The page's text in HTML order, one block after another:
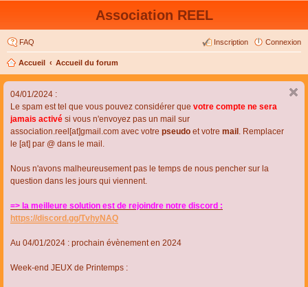
Association REEL
FAQ Connexion
Inscription
Accueil Accueil du forum
04/01/2024 :
Le spam est tel que vous pouvez considérer que votre compte ne sera
jamais activé si vous n'envoyez pas un mail sur
association.reel[at]gmail.com avec votre pseudo et votre mail . Remplacer
le [at] par @ dans le mail.
Nous n'avons malheureusement pas le temps de nous pencher sur la
question dans les jours qui viennent.
=> la meilleure solution est de rejoindre notre discord :
https://discord.gg/TvhyNAQ
Au 04/01/2024 : prochain évènement en 2024
Week-end JEUX de Printemps :